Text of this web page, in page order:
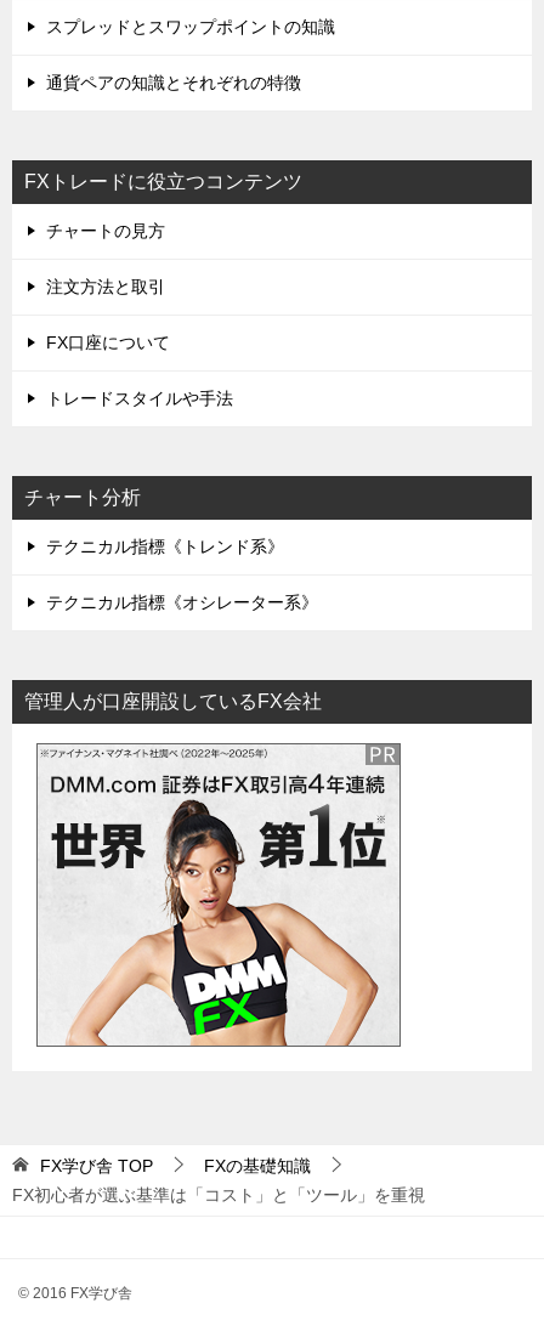
スプレッドとスワップポイントの知識
通貨ペアの知識とそれぞれの特徴
FXトレードに役立つコンテンツ
チャートの見方
注文方法と取引
FX口座について
トレードスタイルや手法
チャート分析
テクニカル指標《トレンド系》
テクニカル指標《オシレーター系》
管理人が口座開設しているFX会社
FX学び舎 TOP
FXの基礎知識
FX初心者が選ぶ基準は「コスト」と「ツール」を重視
© 2016 FX学び舎